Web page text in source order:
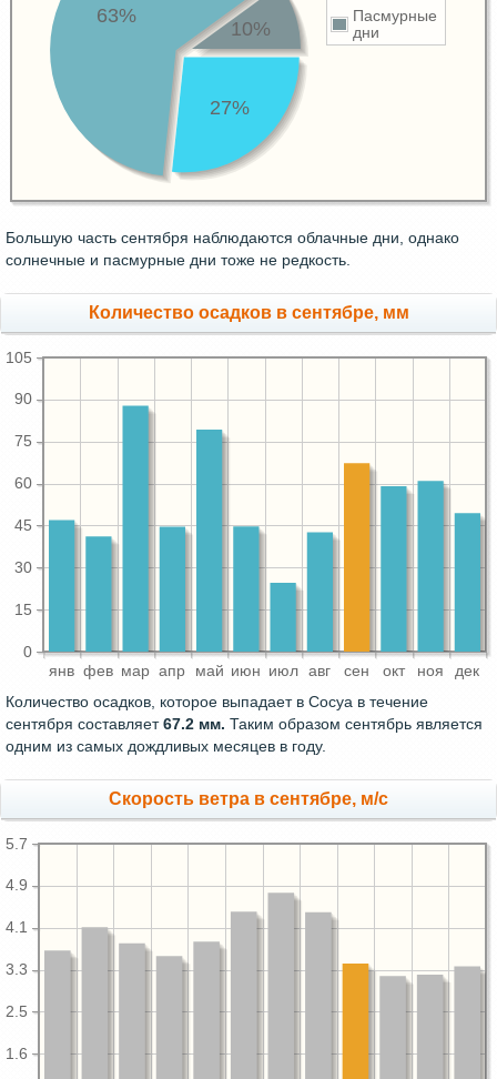
Пасмурные
дни
27%
63%
10%
Большую часть сентября наблюдаются облачные дни, однако
солнечные и пасмурные дни тоже не редкость.
Количество осадков в сентябре, мм
янв фев мар апр май июн июл авг сен окт ноя дек
0
15
30
45
60
75
90
105
Количество осадков, которое выпадает в Сосуа в течение
сентября составляет67.2 мм. Таким образом сентябрь является
одним из самых дождливых месяцев в году.
Скорость ветра в сентябре, м/с
1.6
2.5
3.3
4.1
4.9
5.7